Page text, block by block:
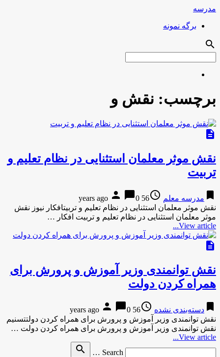
مدرسه
برگه نمونه
search
برچسب: نقش و
description
نقش موثر معلمان استثنایی در نظام تعلیم و
تربیت
bookmark مدرسه معلم access_time
56 years ago
person chat_bubble0
نقش موثر معلمان استثنایی در نظام تعلیم و تربیتافکار نیوز نقش
موثر معلمان استثنایی در نظام تعلیم و تربیت افکار …
View article...
description
نقش توانمندی وزیر آموزش و پرورش برای
همراه کردن دولت
bookmark دسته‌بندی نشده access_time
56 years ago
person chat_bubble0
نقش توانمندی وزیر آموزش و پرورش برای همراه کردن دولتتسنیم
نقش توانمندی وزیر آموزش و پرورش برای همراه کردن دولت …
View article...
Search …
search